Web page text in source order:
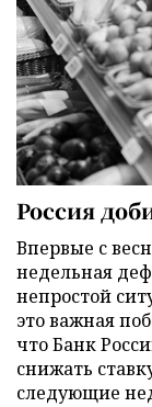
Россия
Впервые с
недельная
непростой
это важная
что Банк
снижать
следующие